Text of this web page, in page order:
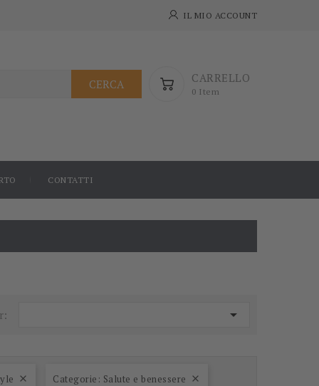
IL MIO ACCOUNT
CARRELLO
0 Item
CERCA
CONTATTI

 Categorie: Salute e benessere 